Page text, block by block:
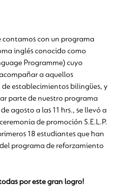
con un programa
inglés conocido como
Programme) cuyo
a aquellos
establecimientos bilingües, y
parte de nuestro programa
agosto a las 11 hrs., se llevó a
de promoción S.E.L.P.
18 estudiantes que han
programa de reforzamiento
por este gran logro!